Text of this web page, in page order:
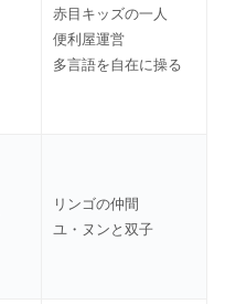
赤目キッズの一人
便利屋運営
多言語を自在に操る
リンゴの仲間
ユ・ヌンと双子